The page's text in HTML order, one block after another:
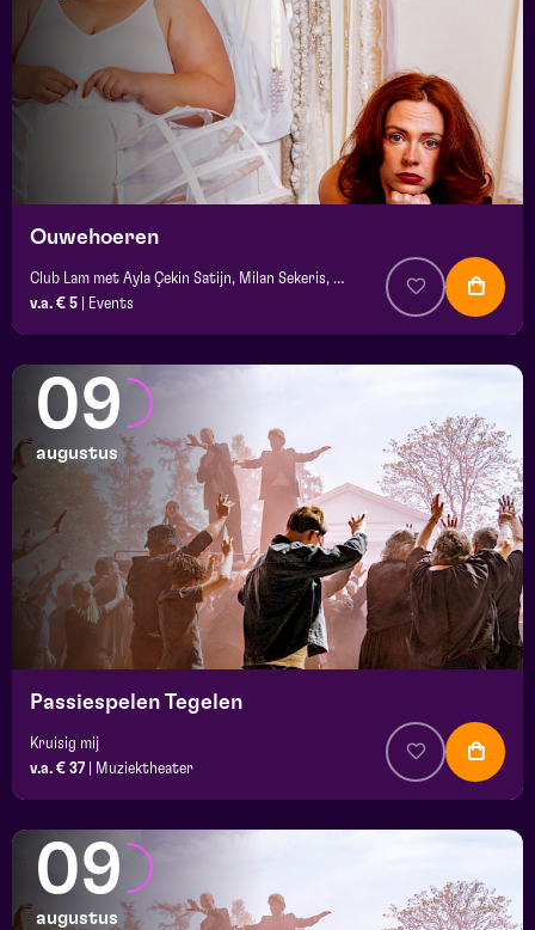
Ouwehoeren
Club Lam met Ayla Çekin Satijn, Milan Sekeris, Dic van Duin, Jean-Baptiste Rey e.a.
v.a. € 5
Events
09
augustus
Passiespelen Tegelen
Kruisig mij
v.a. € 37
Muziektheater
09
augustus